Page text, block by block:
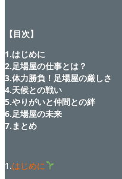
【目次】
1.はじめに
2.足場屋の仕事とは？
3.体力勝負！足場屋の厳しさ
4.天候との戦い
5.やりがいと仲間との絆
6.足場屋の未来
7.まとめ
1.はじめに